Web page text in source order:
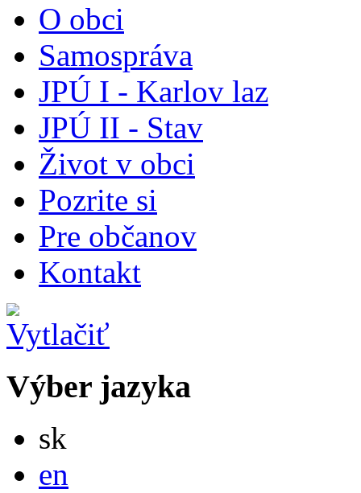
O obci
Samospráva
JPÚ I - Karlov laz
JPÚ II - Stav
Život v obci
Pozrite si
Pre občanov
Kontakt
Výber jazyka
sk
en